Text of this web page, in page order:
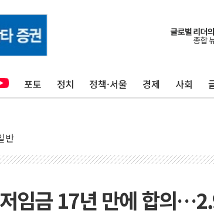
포토 정치 정책·서울 경제 사회
반
임금 17년 만에 합의